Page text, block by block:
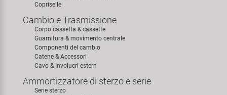
Copriselle
Cambio e Trasmissione
Corpo cassetta & cassette
Guarnitura & movimento centrale
Componenti del cambio
Catene & Accessori
Cavo & Involucri estern
Ammortizzatore di sterzo e serie
Serie sterzo